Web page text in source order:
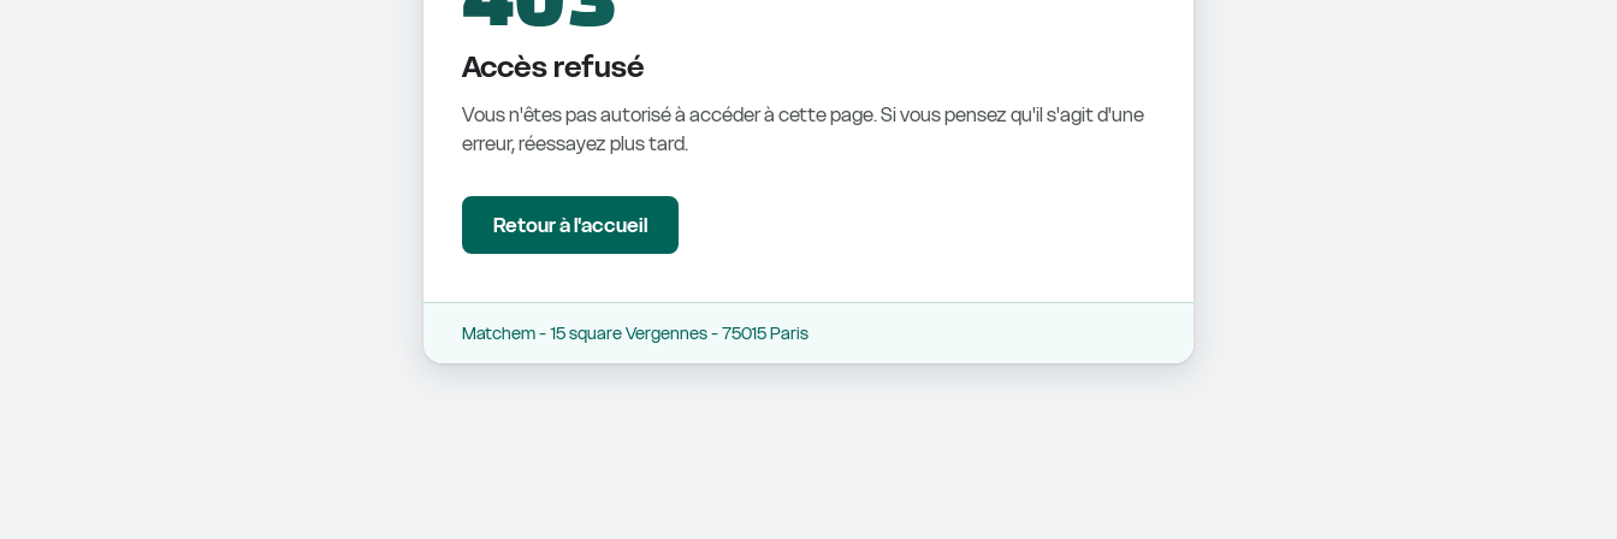
Accès refusé
Vous n'êtes pas autorisé à accéder à cette page. Si vous pensez qu'il s'agit d'une
erreur, réessayez plus tard.
Retour à l'accueil
Matchem - 15 square Vergennes - 75015 Paris